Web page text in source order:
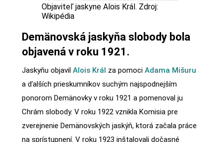
Objaviteľ jaskyne Alois Král. Zdroj:
Wikipédia
Demänovská jaskyňa slobody bola
objavená v roku 1921.
Jaskyňu objavil Alois Král za pomoci Adama Mišuru
a ďalších prieskumníkov suchým najspodnejším
ponorom Demänovky v roku 1921 a pomenoval ju
Chrám slobody. V roku 1922 vznikla Komisia pre
zverejnenie Demänovských jaskýň, ktorá začala práce
na sprístupnení. V roku 1923 inštalovali dočasné